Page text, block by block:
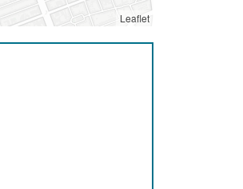
Leaflet